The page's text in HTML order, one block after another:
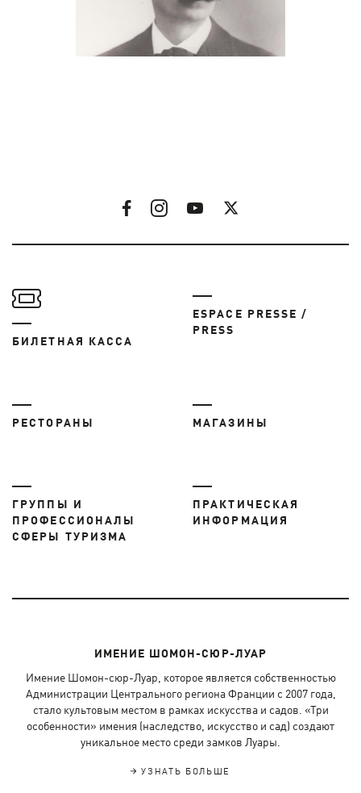
БИЛЕТНАЯ КАССА
ESPACE PRESSE /
PRESS
РЕСТОРАНЫ МАГАЗИНЫ
ГРУППЫ И
ПРОФЕССИОНАЛЫ
СФЕРЫ ТУРИЗМА
ПРАКТИЧЕСКАЯ
ИНФОРМАЦИЯ
ИМЕНИЕ ШОМОН-СЮР-ЛУАР
Имение Шомон-сюр-Луар, которое является собственностью
Администрации Центрального региона Франции с 2007 года,
стало культовым местом в рамках искусства и садов. «Три
особенности» имения (наследство, искусство и сад) создают
уникальное место среди замков Луары.
УЗНАТЬ БОЛЬШЕ